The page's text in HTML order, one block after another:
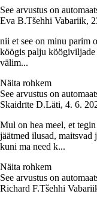
See arvustus on
Eva B.Tšehhi Vabariik,
nii et see on minu parim
köögis palju
välim...
Näita rohkem
See arvustus on
Skaidrīte D.Läti, 4. 6.
Mul on hea meel, et
jäätmed ilusad, maitsvad
kuni ma need k...
Näita rohkem
See arvustus on
Richard F.Tšehhi